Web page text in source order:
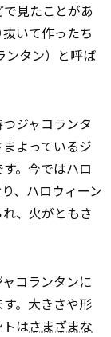
見たことがあ
いて作ったち
ンタン）と呼ば
ジャコランタ
よっているジ
。今ではハロ
、ハロウィーン
、火がともさ
コランタンに
。大きさや形
はさまざまな